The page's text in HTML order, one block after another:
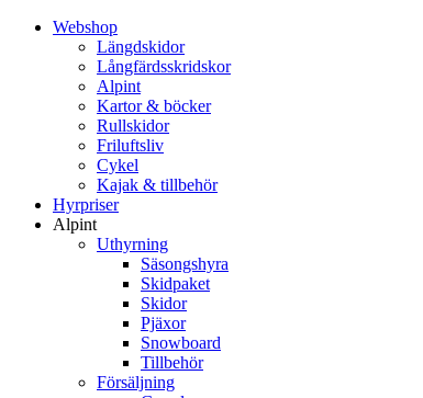
Webshop
Längdskidor
Långfärdsskridskor
Alpint
Kartor & böcker
Rullskidor
Friluftsliv
Cykel
Kajak & tillbehör
Hyrpriser
Alpint
Uthyrning
Säsongshyra
Skidpaket
Skidor
Pjäxor
Snowboard
Tillbehör
Försäljning